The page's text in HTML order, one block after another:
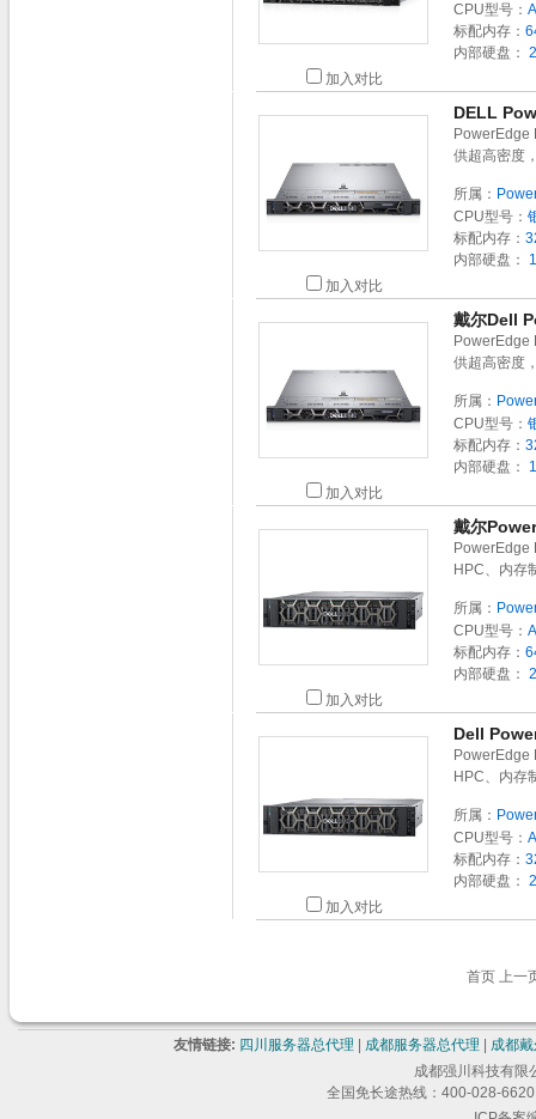
加入对比
CPU型号：
标配内存：
内部硬盘：
加入对比
DELL
PowerEdge
供超高密度
所属：
CPU型号：
标配内存：
内部硬盘：
加入对比
戴尔Dell
PowerEdge
供超高密度
所属：
CPU型号：
标配内存：
内部硬盘：
加入对比
戴尔
PowerEdge
HPC、内存
所属：
CPU型号：
标配内存：
内部硬盘：
加入对比
Dell
PowerEdge
HPC、内存
所属：
CPU型号：
标配内存：
内部硬盘：
首页 上一
友情链接: 四川服务器总代理 成都服务器总代理
成都
成都强川科技有限
全国免长途热线：400-028-